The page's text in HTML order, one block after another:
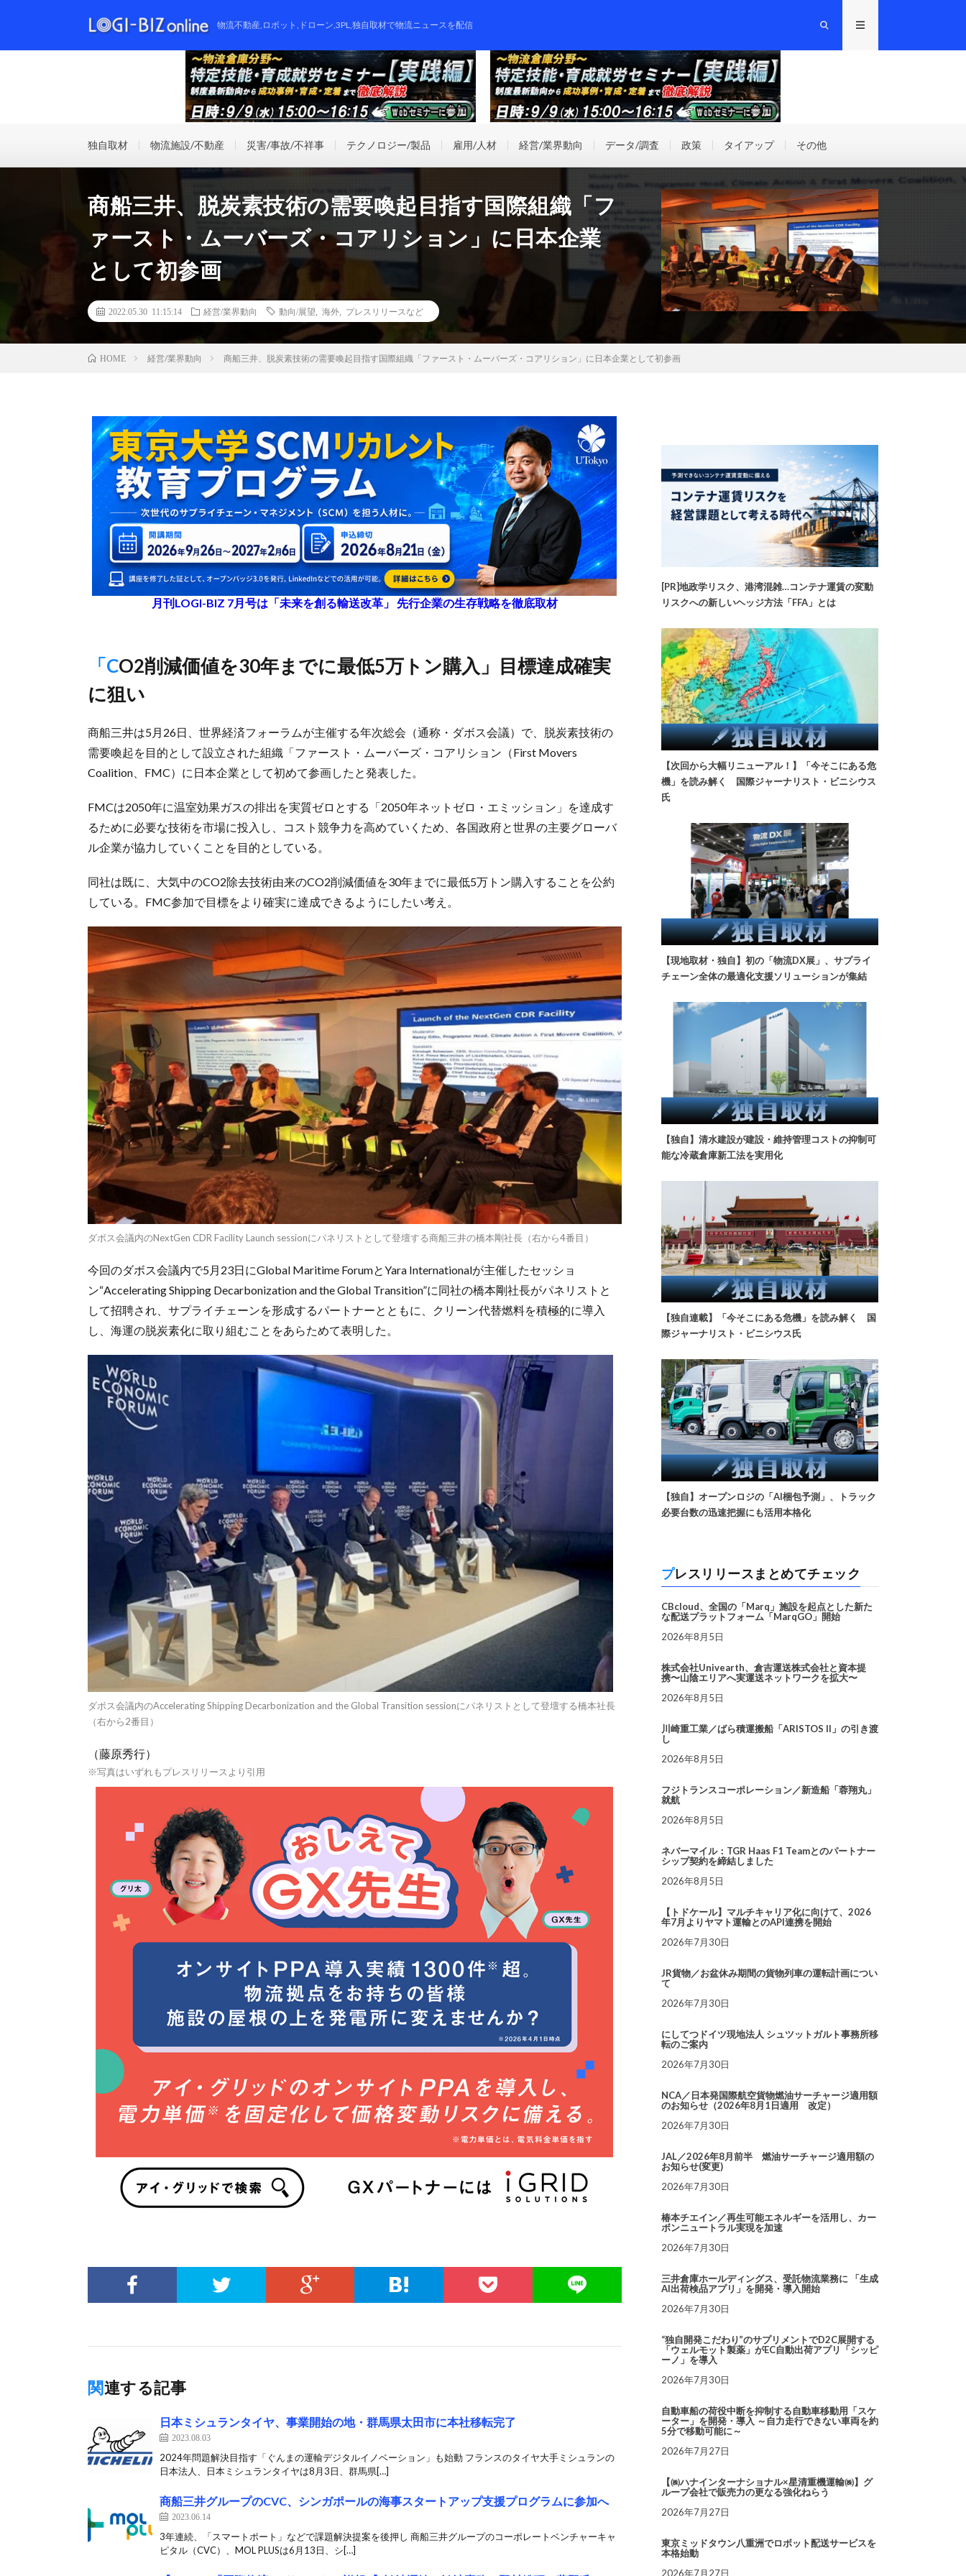
物流不動産,ロボット,ドローン,3PL,独自取材で物流ニュースを配信
独自取材 物流施設/不動産 災害/事故/不祥事 テクノロジー/製品 雇用/人材 経営/業界動向 データ/調査 政策 タイアップ その他
商船三井、脱炭素技術の需要喚起目指す国際組織「フ
ァースト・ムーバーズ・コアリション」に日本企業
として初参画
2022.05.30 11:15:14 経営/業界動向 動向/展望 海外 プレスリリースなど
HOME 経営/業界動向 商船三井、脱炭素技術の需要喚起目指す国際組織「ファースト・ムーバーズ・コアリション」に日本企業として初参画
月刊LOGI-BIZ 7月号は「未来を創る輸送改革」 先行企業の生存戦略を徹底取材
「CO2削減価値を30年までに最低5万トン購入」目標達成確実
に狙い
商船三井は5月26日、世界経済フォーラムが主催する年次総会（通称・ダボス会議）で、脱炭素技術の
需要喚起を目的として設立された組織「ファースト・ムーバーズ・コアリション（First Movers
Coalition、FMC）に日本企業として初めて参画したと発表した。
FMCは2050年に温室効果ガスの排出を実質ゼロとする「2050年ネットゼロ・エミッション」を達成す
るために必要な技術を市場に投入し、コスト競争力を高めていくため、各国政府と世界の主要グローバ
ル企業が協力していくことを目的としている。
同社は既に、大気中のCO2除去技術由来のCO2削減価値を30年までに最低5万トン購入することを公約
している。FMC参加で目標をより確実に達成できるようにしたい考え。
ダボス会議内のNextGen CDR Facility Launch sessionにパネリストとして登壇する商船三井の橋本剛社長（右から4番目）
今回のダボス会議内で5月23日にGlobal Maritime ForumとYara Internationalが主催したセッショ
ン“Accelerating Shipping Decarbonization and the Global Transition”に同社の橋本剛社長がパネリストと
して招聘され、サプライチェーンを形成するパートナーとともに、クリーン代替燃料を積極的に導入
し、海運の脱炭素化に取り組むことをあらためて表明した。
ダボス会議内のAccelerating Shipping Decarbonization and the Global Transition sessionにパネリストとして登壇する橋本社長
（右から2番目）
（藤原秀行）
※写真はいずれもプレスリリースより引用
関連する記事
日本ミシュランタイヤ、事業開始の地・群馬県太田市に本社移転完了
2023.08.03
2024年問題解決目指す「ぐんまの運輸デジタルイノベーション」も始動 フランスのタイヤ大手ミシュランの
日本法人、日本ミシュランタイヤは8月3日、群馬県[…]
商船三井グループのCVC、シンガポールの海事スタートアップ支援プログラムに参加へ
2023.06.14
3年連続、「スマートポート」などで課題解決提案を後押し 商船三井グループのコーポレートベンチャーキャ
ピタル（CVC）、MOL PLUSは6月13日、シ[…]
[PR]地政学リスク、港湾混雑…コンテナ運賃の変動
リスクへの新しいヘッジ方法「FFA」とは
【次回から大幅リニューアル！】「今そこにある危
機」を読み解く 国際ジャーナリスト・ビニシウス
氏
【現地取材・独自】初の「物流DX展」、サプライ
チェーン全体の最適化支援ソリューションが集結
【独自】清水建設が建設・維持管理コストの抑制可
能な冷蔵倉庫新工法を実用化
【独自連載】「今そこにある危機」を読み解く 国
際ジャーナリスト・ビニシウス氏
【独自】オープンロジの「AI梱包予測」、トラック
必要台数の迅速把握にも活用本格化
プレスリリースまとめてチェック
CBcloud、全国の「Marq」施設を起点とした新た
な配送プラットフォーム「MarqGO」開始
2026年8月5日
株式会社Univearth、倉吉運送株式会社と資本提
携〜山陰エリアへ実運送ネットワークを拡大〜
2026年8月5日
川崎重工業／ばら積運搬船「ARISTOS II」の引き渡
し
2026年8月5日
フジトランスコーポレーション／新造船「蓉翔丸」
就航
2026年8月5日
ネバーマイル：TGR Haas F1 Teamとのパートナー
シップ契約を締結しました
2026年8月5日
【トドケール】マルチキャリア化に向けて、2026
年7月よりヤマト運輸とのAPI連携を開始
2026年7月30日
JR貨物／お盆休み期間の貨物列車の運転計画につい
て
2026年7月30日
にしてつドイツ現地法人 シュツットガルト事務所移
転のご案内
2026年7月30日
NCA／日本発国際航空貨物燃油サーチャージ適用額
のお知らせ（2026年8月1日適用 改定）
2026年7月30日
JAL／2026年8月前半 燃油サーチャージ適用額の
お知らせ(変更)
2026年7月30日
椿本チエイン／再生可能エネルギーを活用し、カー
ボンニュートラル実現を加速
2026年7月30日
三井倉庫ホールディングス、受託物流業務に 「生成
AI出荷検品アプリ」を開発・導入開始
2026年7月30日
“独自開発こだわり”のサプリメントでD2C展開する
「ウェルモット製薬」がEC自動出荷アプリ「シッピ
ーノ」を導入
2026年7月30日
自動車船の荷役中断を抑制する自動車移動用「スケ
ーター」を開発・導入 ～自力走行できない車両を約
5分で移動可能に～
2026年7月27日
【㈱ハナインターナショナル×星清重機運輸㈱】グ
ループ会社で販売力の更なる強化ねらう
2026年7月27日
東京ミッドタウン八重洲でロボット配送サービスを
本格始動
2026年7月27日